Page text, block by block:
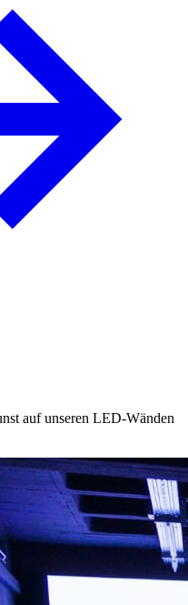
auf unseren LED-Wänden